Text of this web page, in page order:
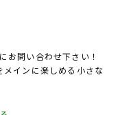
お問い合わせ下さい！
インに楽しめる小さな